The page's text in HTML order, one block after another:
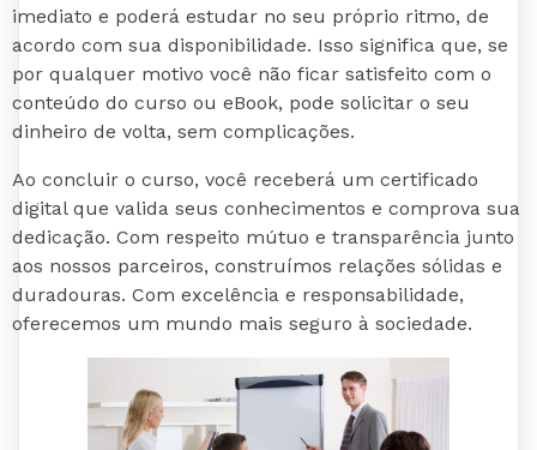
imediato e poderá estudar no seu próprio ritmo, de
acordo com sua disponibilidade. Isso significa que, se
por qualquer motivo você não ficar satisfeito com o
conteúdo do curso ou eBook, pode solicitar o seu
dinheiro de volta, sem complicações.
Ao concluir o curso, você receberá um certificado
digital que valida seus conhecimentos e comprova sua
dedicação. Com respeito mútuo e transparência junto
aos nossos parceiros, construímos relações sólidas e
duradouras. Com excelência e responsabilidade,
oferecemos um mundo mais seguro à sociedade.